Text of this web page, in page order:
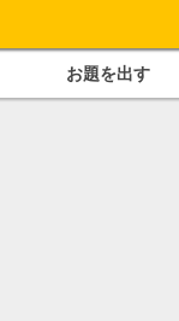
お題を出す